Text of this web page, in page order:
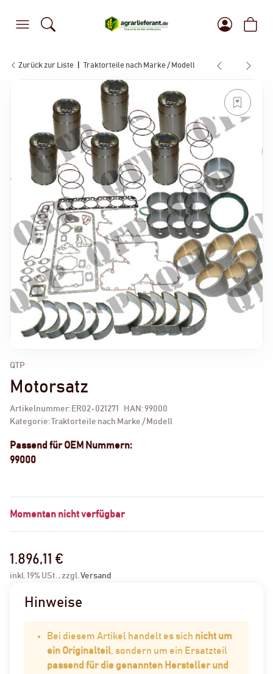
Zurück zur Liste Traktorteile nach Marke / Modell
QTP
Motorsatz
Artikelnummer: ER02-021271 HAN: 99000
Kategorie:Traktorteile nach Marke / Modell
Passend für OEM Nummern:
99000
Momentan nicht verfügbar
1.896,11 €
inkl. 19% USt. , zzgl.Versand
Hinweise
Bei diesem Artikel handelt es sich nicht um
ein Originalteil , sondern um ein Ersatzteil
passend für die genannten Hersteller und